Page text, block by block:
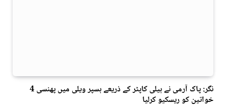
نگر: پاک آرمی نے ہیلی کاپٹر کے ذریعے ہسپر ویلی میں پھنسی 4
خواتین کو ریسکیو کرلیا